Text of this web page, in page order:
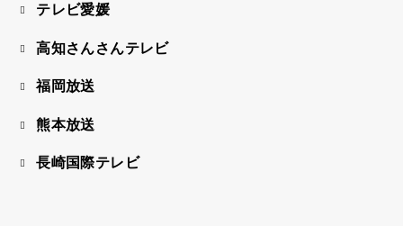
テレビ愛媛
高知さんさんテレビ
福岡放送
熊本放送
長崎国際テレビ